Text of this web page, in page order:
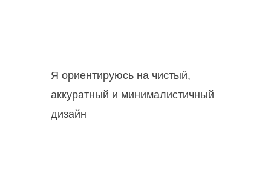
Я ориентируюсь на чистый,
аккуратный и минималистичный
дизайн